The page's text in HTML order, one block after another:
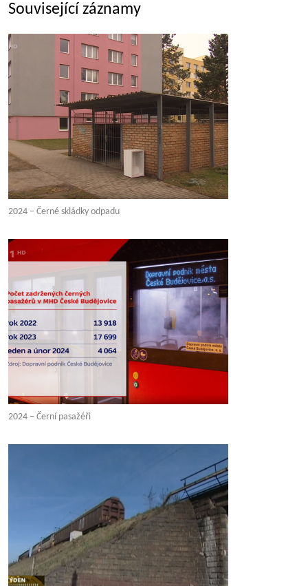
Související záznamy
2024 – Černé skládky odpadu
2024 – Černí pasažéři